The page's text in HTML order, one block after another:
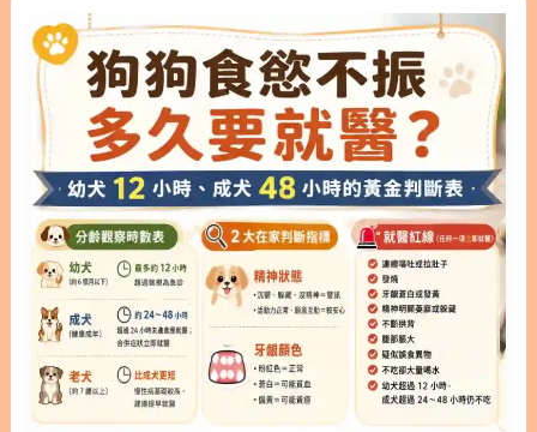
——怎麼確認益生菌真的有效、什麼時候該停。看
完，你就能自己挑對、餵對，不花冤枉錢。 隱藏/顯
示內容目錄 內容目錄 : 顯示/隱藏 1. 什麼是寵物益生
菌？6 種情況毛孩需要補充 1.1. 什麼是好菌與壞菌？
益生菌如何平衡菌叢 1.2. 什麼症狀該補益生菌？6 種
常見警訊 1.3. 什麼情況別自己買？3 種要先看獸醫
1.4. 為什麼犬貓不能吃人用益生菌？ 2. 如何挑選寵物
益生菌？菌數與菌株 5 重點 2.1. 什麼是 CFU？菌數越
高越好還是看存活率 2.2. 為什麼要看菌株編號？菌種
是否越多越好 2.3. 什麼是益生質與後生元？和益生菌
差在哪 2.4. 什麼是活菌與死菌？後生元為何也有效
2.5. 如何選劑型？粉劑、膠囊、咀嚼錠比較 2.6. 為什
麼要避開糞腸球菌與屎腸球菌？ 3. 如何幫狗和貓補
狗
食
慾
不
振
多
久
要
就
醫？
幼
犬